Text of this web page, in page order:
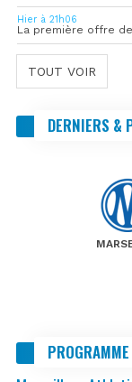
Hier à 21h06
TOUT VOIR
DERNIERS &